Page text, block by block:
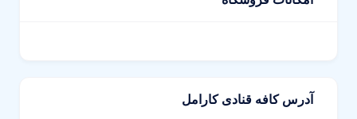
آدرس کافه قنادی کارامل